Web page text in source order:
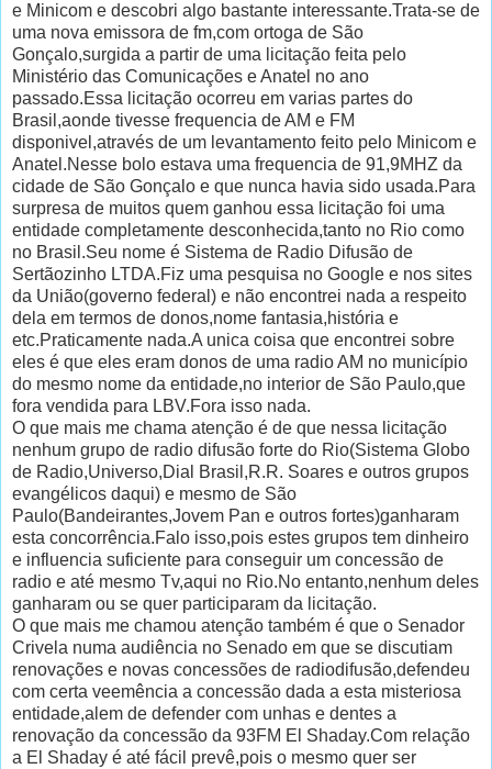
e Minicom e descobri algo bastante interessante.Trata-se de
uma nova emissora de fm,com ortoga de São
Gonçalo,surgida a partir de uma licitação feita pelo
Ministério das Comunicações e Anatel no ano
passado.Essa licitação ocorreu em varias partes do
Brasil,aonde tivesse frequencia de AM e FM
disponivel,através de um levantamento feito pelo Minicom e
Anatel.Nesse bolo estava uma frequencia de 91,9MHZ da
cidade de São Gonçalo e que nunca havia sido usada.Para
surpresa de muitos quem ganhou essa licitação foi uma
entidade completamente desconhecida,tanto no Rio como
no Brasil.Seu nome é Sistema de Radio Difusão de
Sertãozinho LTDA.Fiz uma pesquisa no Google e nos sites
da União(governo federal) e não encontrei nada a respeito
dela em termos de donos,nome fantasia,história e
etc.Praticamente nada.A unica coisa que encontrei sobre
eles é que eles eram donos de uma radio AM no município
do mesmo nome da entidade,no interior de São Paulo,que
fora vendida para LBV.Fora isso nada.
O que mais me chama atenção é de que nessa licitação
nenhum grupo de radio difusão forte do Rio(Sistema Globo
de Radio,Universo,Dial Brasil,R.R. Soares e outros grupos
evangélicos daqui) e mesmo de São
Paulo(Bandeirantes,Jovem Pan e outros fortes)ganharam
esta concorrência.Falo isso,pois estes grupos tem dinheiro
e influencia suficiente para conseguir um concessão de
radio e até mesmo Tv,aqui no Rio.No entanto,nenhum deles
ganharam ou se quer participaram da licitação.
O que mais me chamou atenção também é que o Senador
Crivela numa audiência no Senado em que se discutiam
renovações e novas concessões de radiodifusão,defendeu
com certa veemência a concessão dada a esta misteriosa
entidade,alem de defender com unhas e dentes a
renovação da concessão da 93FM El Shaday.Com relação
a El Shaday é até fácil prevê,pois o mesmo quer ser